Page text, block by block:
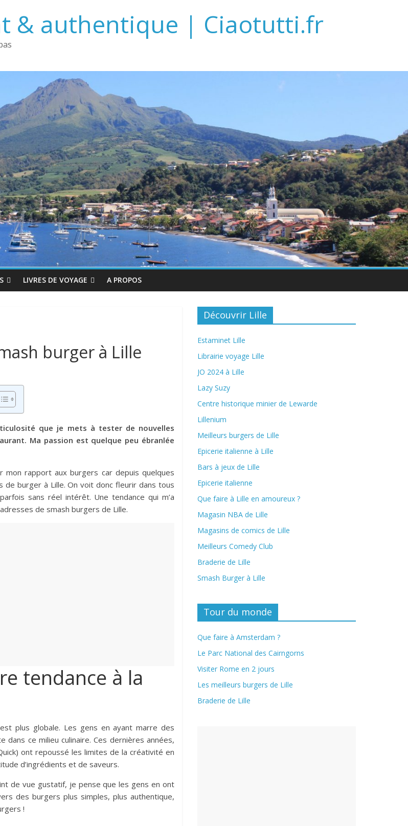
& authentique | Ciaotutti.fr
LIVRES DE VOYAGE A PROPOS
burger à Lille
que je mets à tester de nouvelles
Ma passion est quelque peu ébranlée
mon rapport aux burgers car depuis quelques
de burger à Lille. On voit donc fleurir dans tous
sans réel intérêt. Une tendance qui m’a
de smash burgers de Lille.
tendance à la
plus globale. Les gens en ayant marre des
dans ce milieu culinaire. Ces dernières années,
ont repoussé les limites de la créativité en
d’ingrédients et de saveurs.
de vue gustatif, je pense que les gens en ont
des burgers plus simples, plus authentique,
!
Découvrir Lille
Estaminet Lille
Librairie voyage Lille
JO 2024 à Lille
Lazy Suzy
Centre historique minier de Lewarde
Lillenium
Meilleurs burgers de Lille
Epicerie italienne à Lille
Bars à jeux de Lille
Epicerie italienne
Que faire à Lille en amoureux ?
Magasin NBA de Lille
Magasins de comics de Lille
Meilleurs Comedy Club
Braderie de Lille
Smash Burger à Lille
Tour du monde
Que faire à Amsterdam ?
Le Parc National des Cairngorns
Visiter Rome en 2 jours
Les meilleurs burgers de Lille
Braderie de Lille